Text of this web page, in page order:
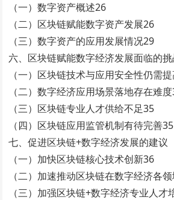
（一）数字资产概述26
（二）区块链赋能数字资产发展26
（三）数字资产的应用发展情况29
六、区块链赋能数字经济发展面临的
（一）区块链技术与应用安全性仍需
（二）数字经济应用场景落地存在难
（三）区块链专业人才供给不足35
（四）区块链应用监管机制有待完善35
七、促进区块链+数字经济发展的建议
（一）加快区块链核心技术创新36
（二）加速推动区块链在数字经济各
（三）加强区块链+数字经济专业人才